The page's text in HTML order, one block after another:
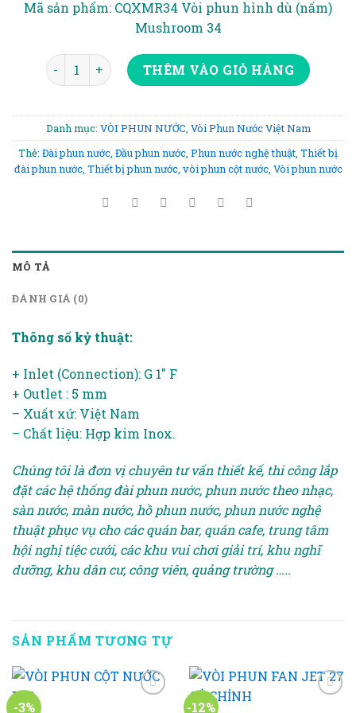
405.000₫.
Mã sản phẩm: CQXMR34 Vòi phun hình dù (nấm)
Mushroom 34
VÒI PHUN HÌNH DÙ (NẤM) 34 số lượng
THÊM VÀO GIỎ HÀNG
Danh mục: VÒI PHUN NƯỚC Vòi Phun Nước Việt Nam
Thẻ: Đài phun nước Đầu phun nước Phun nước nghệ thuật Thiết bị
đài phun nước, Thiết bị phun nước, vòi phun cột nước, Vòi phun nước
MÔ TẢ
ĐÁNH GIÁ (0)
Thông số kỷ thuật:
+ Inlet (Connection): G 1″ F
+ Outlet : 5 mm
– Xuất xứ: Việt Nam
– Chất liệu: Hợp kim Inox.
Chúng tôi là đơn vị chuyên tư vấn thiết kế, thi công lắp
đặt các hệ thống đài phun nước, phun nước theo nhạc,
sàn nước, màn nước, hồ phun nước, phun nước nghệ
thuật phục vụ cho các quán bar, quán cafe, trung tâm
hội nghị tiệc cưới, các khu vui chơi giải trí, khu nghĩ
dưỡng, khu dân cư, công viên, quảng trường …..
SẢN PHẨM TƯƠNG TỰ
-3% -12%